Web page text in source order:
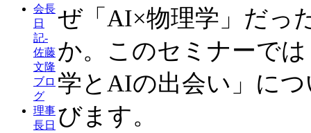
会長
日
記-
佐藤
文隆
ブロ
グ
理事
長日
ぜ「AI×物理学」だっ
か。このセミナーで
学とAIの出会い」に
びます。